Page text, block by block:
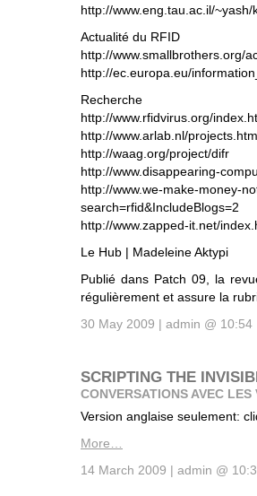
http://www.eng.tau.ac.il/~yash/
Actualité du RFID
http://www.smallbrothers.org/
http://ec.europa.eu/
Recherche
http://www.rfidvirus.org/
http://www.arlab.nl/projects.html
http://waag.org/project/difr
http://www.disappearing-
http://www.we-make-money-
search=rfid&IncludeBlogs=2
http://www.zapped-it.net/
Le Hub | Madeleine Aktypi
Publié dans Patch 09, la
régulièrement et assure la
30 May 2009 | admin @ 10:54
SCRIPTING THE
CONVERSATIONS AVEC LES
Version anglaise seulement:
More…
14 March 2009 | admin @